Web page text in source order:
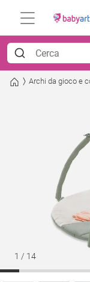
Archi da gioco e
1 / 14